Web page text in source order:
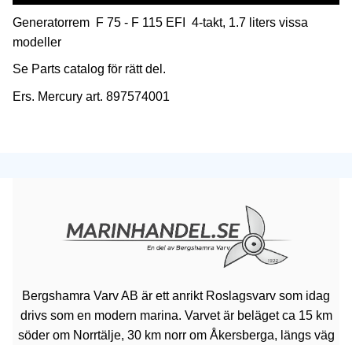
Generatorrem F 75 - F 115 EFI 4-takt, 1.7 liters vissa
modeller
Se Parts catalog för rätt del.
Ers. Mercury art. 897574001
Bergshamra Varv AB är ett anrikt Roslagsvarv som idag
drivs som en modern marina. Varvet är beläget ca 15 km
söder om Norrtälje, 30 km norr om Åkersberga, längs väg